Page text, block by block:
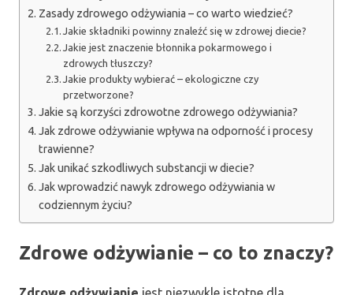
Zasady zdrowego odżywiania – co warto wiedzieć?
Jakie składniki powinny znaleźć się w zdrowej diecie?
Jakie jest znaczenie błonnika pokarmowego i
zdrowych tłuszczy?
Jakie produkty wybierać – ekologiczne czy
przetworzone?
Jakie są korzyści zdrowotne zdrowego odżywiania?
Jak zdrowe odżywianie wpływa na odporność i procesy
trawienne?
Jak unikać szkodliwych substancji w diecie?
Jak wprowadzić nawyk zdrowego odżywiania w
codziennym życiu?
Zdrowe odżywianie – co to znaczy?